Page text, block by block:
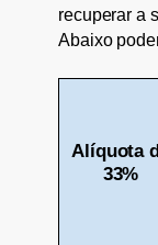
recuperar a
Abaixo
Alíquota
33%